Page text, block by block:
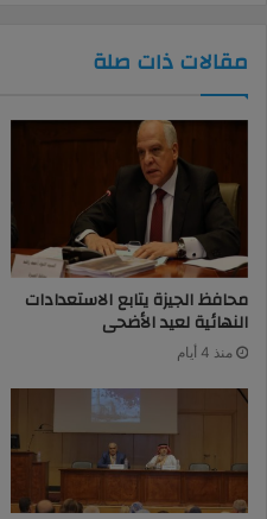
مقالات ذات صلة
محافظ الجيزة يتابع الاستعدادات
النهائية لعيد الأضحى
منذ 4 أيام